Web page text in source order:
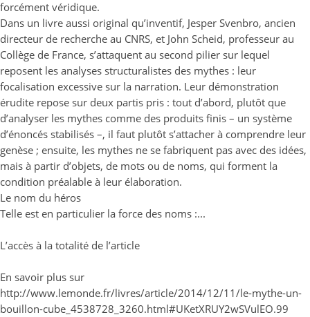
forcément véridique.
Dans un livre aussi original qu’inventif, Jesper Svenbro, ancien
directeur de recherche au CNRS, et John Scheid, professeur au
Collège de France, s’attaquent au second pilier sur lequel
reposent les analyses structuralistes des mythes : leur
focalisation excessive sur la narration. Leur démonstration
érudite repose sur deux partis pris : tout d’abord, plutôt que
d’analyser les mythes comme des produits finis – un système
d’énoncés stabilisés –, il faut plutôt s’attacher à comprendre leur
genèse ; ensuite, les mythes ne se fabriquent pas avec des idées,
mais à partir d’objets, de mots ou de noms, qui forment la
condition préalable à leur élaboration.
Le nom du héros
Telle est en particulier la force des noms :...
L’accès à la totalité de l’article
En savoir plus sur
http://www.lemonde.fr/livres/article/2014/12/11/le-mythe-un-
bouillon-cube_4538728_3260.html#UKetXRUY2wSVulEO.99